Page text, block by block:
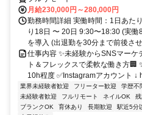
月給230,000円～280,000円
勤務時間詳細 実働時間：1日あた
り18日 〜 20日 9:30〜18:30 (実
を導入 (出退勤を30分まで前後さ
仕事内容 ✨未経験からSNSマーケ
ト＆フレックスで柔軟な働き方🏢
10h程度 ✅Instagramアカウント ↓
業界未経験者歓迎 フリーター歓迎 学歴不
未経験者歓迎
フルリモート ネイルOK
ブランクOK
育休あり 長期歓迎 駅近5分